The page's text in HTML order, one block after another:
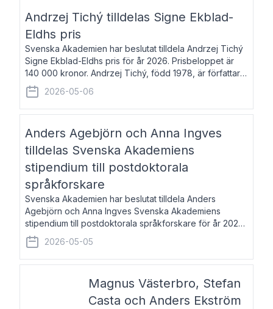
Andrzej Tichý tilldelas Signe Ekblad-
Eldhs pris
Svenska Akademien har beslutat tilldela Andrzej Tichý
Signe Ekblad-Eldhs pris för år 2026. Prisbeloppet är
140 000 kronor. Andrzej Tichý, född 1978, är författare
och kulturskribent. Han debuterade 2005 med den
lovordade romanen Sex liter l
2026-05-06
Anders Agebjörn och Anna Ingves
tilldelas Svenska Akademiens
stipendium till postdoktorala
språkforskare
Svenska Akademien har beslutat tilldela Anders
Agebjörn och Anna Ingves Svenska Akademiens
stipendium till postdoktorala språkforskare för år 2026.
Stipendiebeloppet är 75 000 kronor per mottagare.
Anders Agebjörn, född 1984, är universitet
2026-05-05
Magnus Västerbro, Stefan
Casta och Anders Ekström